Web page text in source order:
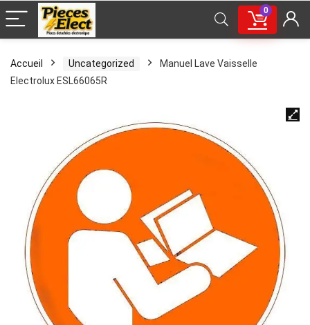
0
Accueil Uncategorized
Manuel Lave Vaisselle
Electrolux ESL66065R